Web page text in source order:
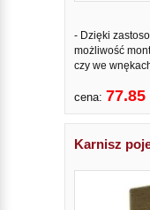
- Dzięki
możliwość
czy we
cena: 77.85
Karnisz